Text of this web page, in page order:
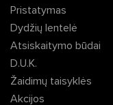
Pristatymas
Dydžių lentelė
Atsiskaitymo būdai
D.U.K.
Žaidimų taisyklės
Akcijos